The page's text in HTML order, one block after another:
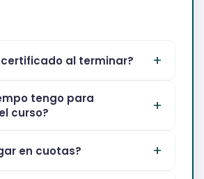
certificado al terminar?
tengo para
curso?
en cuotas?